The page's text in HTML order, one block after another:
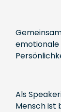
emotionale
Als
Mensch ist